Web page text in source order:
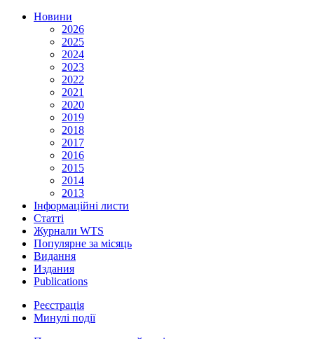
Новини
2026
2025
2024
2023
2022
2021
2020
2019
2018
2017
2016
2015
2014
2013
Інформаційні листи
Статті
Журнали WTS
Популярне за місяць
Видання
Издания
Publications
Реєстрація
Минулі події